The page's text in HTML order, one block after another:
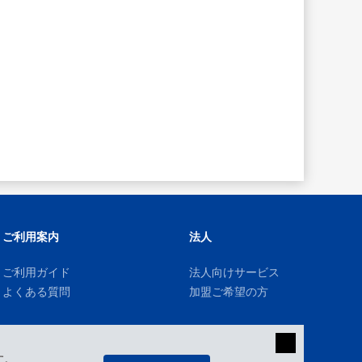
ご利用案内
ご利用ガイド
よくある質問
法人
法人向けサービス
加盟ご希望の方